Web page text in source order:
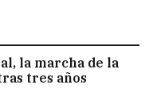
la marcha de la
tres años